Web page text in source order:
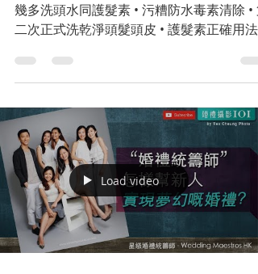
幾多洗頭水同護髮素 • 污糟防水毒素清除 • 第
二次正式洗乾淨頭髮頭皮 • 護髮素正確用法 •
Sculpt therapy/ Conditioner 正式使用滋潤
皮膚
Load video